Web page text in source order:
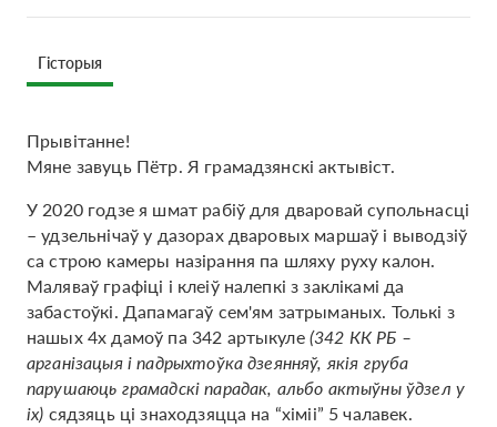
Гісторыя
Прывітанне!
Мяне завуць Пётр. Я грамадзянскі актывіст.
У 2020 годзе я шмат рабіў для дваровай супольнасці
– удзельнічаў у дазорах дваровых маршаў і выводзіў
са строю камеры назірання па шляху руху калон.
Маляваў графіці і клеіў налепкі з заклікамі да
забастоўкі. Дапамагаў сем'ям затрыманых. Толькі з
нашых 4х дамоў па 342 артыкуле(342 КК РБ –
арганізацыя і падрыхтоўка дзеянняў, якія груба
парушаюць грамадскі парадак, альбо актыўны ўдзел у
іх) сядзяць ці знаходзяцца на “хіміі” 5 чалавек.